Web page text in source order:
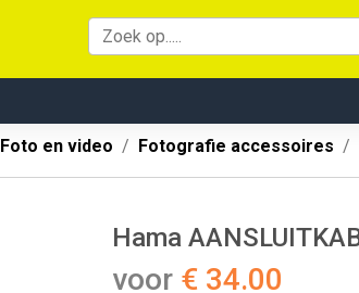
Foto en video Fotografie accessoires
Hama
voor € 34.00